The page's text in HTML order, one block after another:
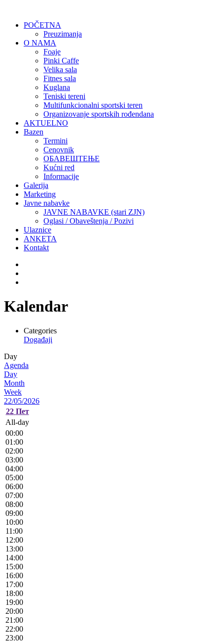
POČETNA
Preuzimanja
O NAMA
Foaje
Pinki Caffe
Velika sala
Fitnes sala
Kuglana
Teniski tereni
Multifunkcionalni sportski teren
Organizovanje sportskih rođendana
AKTUELNO
Bazen
Termini
Cenovnik
ОБАВЕШТЕЊЕ
Kućni red
Informacije
Galerija
Marketing
Javne nabavke
JAVNE NABAVKE (stari ZJN)
Oglasi / Obaveštenja / Pozivi
Ulaznice
ANKETA
Kontakt
Kalendar
Categories
Događaji
Day
Agenda
Day
Month
Week
22/05/2026
22 Пет
All-day
00:00
01:00
02:00
03:00
04:00
05:00
06:00
07:00
08:00
09:00
10:00
11:00
12:00
13:00
14:00
15:00
16:00
17:00
18:00
19:00
20:00
21:00
22:00
23:00